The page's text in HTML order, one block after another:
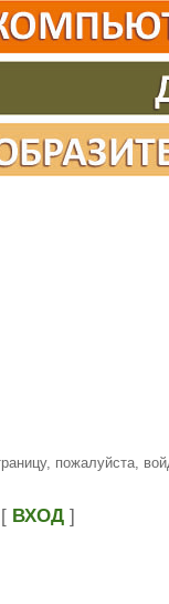
пожалуйста,
[ ВХОД ]